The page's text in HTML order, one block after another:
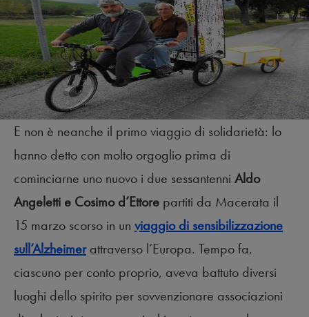
E non è neanche il primo viaggio di solidarietà: lo
hanno detto con molto orgoglio prima di
cominciarne uno nuovo i due sessantenni Aldo
Angeletti e Cosimo d’Ettore partiti da Macerata il
15 marzo scorso in un viaggio di sensibilizzazione
sull’Alzheimer attraverso l’Europa. Tempo fa,
ciascuno per conto proprio, aveva battuto diversi
luoghi dello spirito per sovvenzionare associazioni